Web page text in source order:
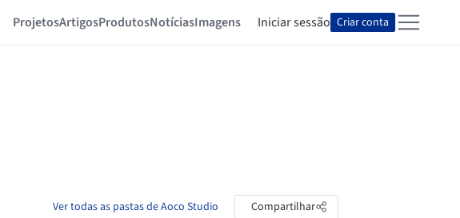
ProjetosArtigosProdutosNotíciasImagens Iniciar sessão Criar conta
Ver todas as pastas de Aoco Studio Compartilhar